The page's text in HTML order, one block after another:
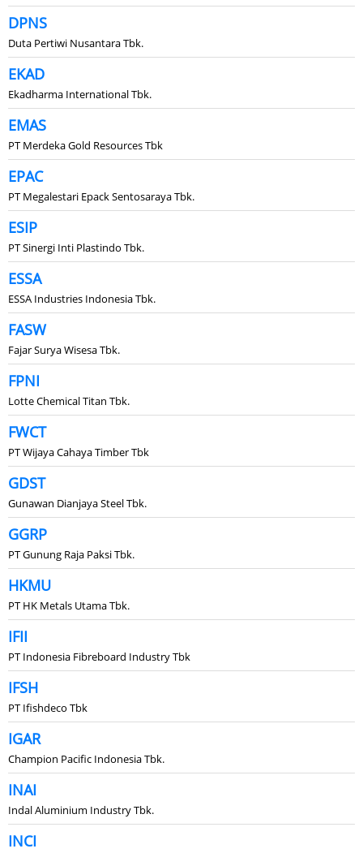
DPNS
Duta Pertiwi Nusantara Tbk.
EKAD
Ekadharma International Tbk.
EMAS
PT Merdeka Gold Resources Tbk
EPAC
PT Megalestari Epack Sentosaraya Tbk.
ESIP
PT Sinergi Inti Plastindo Tbk.
ESSA
ESSA Industries Indonesia Tbk.
FASW
Fajar Surya Wisesa Tbk.
FPNI
Lotte Chemical Titan Tbk.
FWCT
PT Wijaya Cahaya Timber Tbk
GDST
Gunawan Dianjaya Steel Tbk.
GGRP
PT Gunung Raja Paksi Tbk.
HKMU
PT HK Metals Utama Tbk.
IFII
PT Indonesia Fibreboard Industry Tbk
IFSH
PT Ifishdeco Tbk
IGAR
Champion Pacific Indonesia Tbk.
INAI
Indal Aluminium Industry Tbk.
INCI